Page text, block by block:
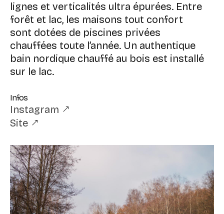
lignes et verticalités ultra épurées. Entre
forêt et lac, les maisons tout confort
sont dotées de piscines privées
chauffées toute l’année. Un authentique
bain nordique chauffé au bois est installé
sur le lac.
Infos
Instagram
Site